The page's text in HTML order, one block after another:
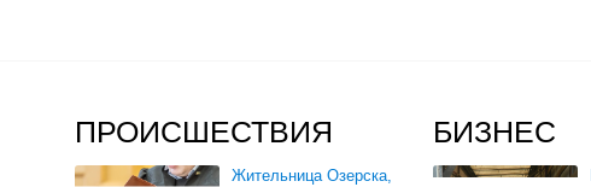
ПРОИСШЕСТВИЯ
Жительница Озерска,
БИЗНЕС